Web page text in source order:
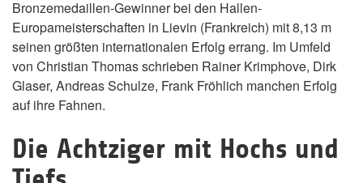
Bronzemedaillen-Gewinner bei den Hallen-
Europameisterschaften in Lievin (Frankreich) mit 8,13 m
seinen größten internationalen Erfolg errang. Im Umfeld
von Christian Thomas schrieben Rainer Krimphove, Dirk
Glaser, Andreas Schulze, Frank Fröhlich manchen Erfolg
auf ihre Fahnen.
Die Achtziger mit Hochs und